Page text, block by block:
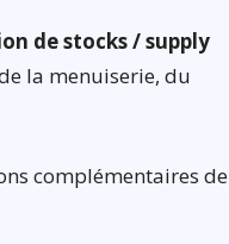
de stocks / supply
la menuiserie, du
complémentaires de